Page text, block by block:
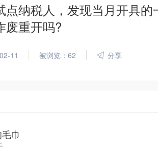
点纳税人，发现当月开具
废重开吗?
11 被浏览：62 分享
巾